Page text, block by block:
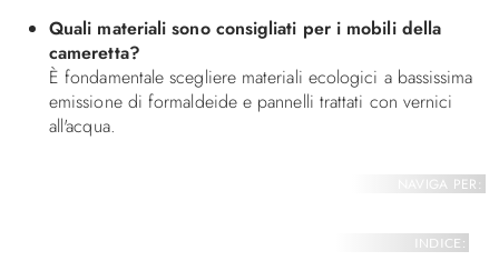
Quali materiali sono consigliati per i mobili della
cameretta?
È fondamentale scegliere materiali ecologici a bassissima
emissione di formaldeide e pannelli trattati con vernici
all'acqua.
NAVIGA PER:
INDICE: